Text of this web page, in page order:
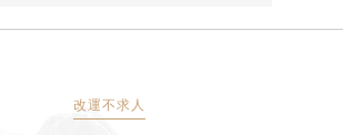
改運不求人